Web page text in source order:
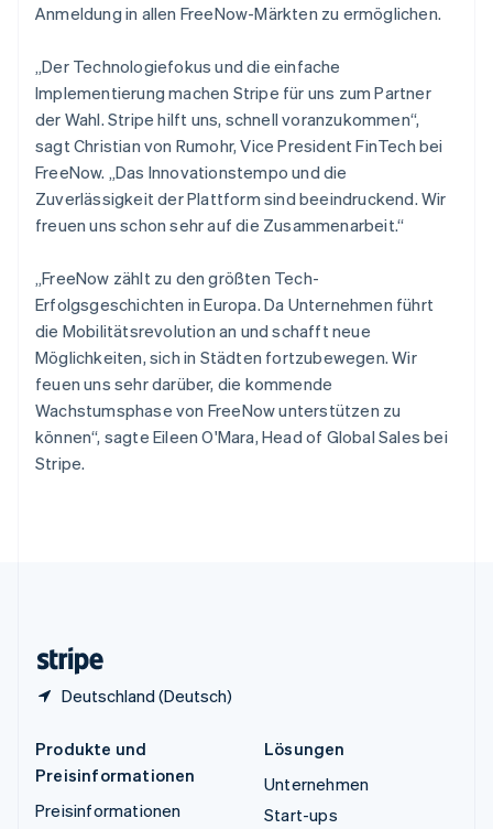
Anmeldung in allen FreeNow-Märkten zu ermöglichen.
„Der Technologiefokus und die einfache
Implementierung machen Stripe für uns zum Partner
der Wahl. Stripe hilft uns, schnell voranzukommen“,
sagt Christian von Rumohr, Vice President FinTech bei
FreeNow. „Das Innovationstempo und die
Zuverlässigkeit der Plattform sind beeindruckend. Wir
freuen uns schon sehr auf die Zusammenarbeit.“
„FreeNow zählt zu den größten Tech-
Erfolgsgeschichten in Europa. Da Unternehmen führt
die Mobilitätsrevolution an und schafft neue
Möglichkeiten, sich in Städten fortzubewegen. Wir
feuen uns sehr darüber, die kommende
Wachstumsphase von FreeNow unterstützen zu
können“, sagte Eileen O'Mara, Head of Global Sales bei
Stripe.
Deutschland (Deutsch)
Schweden
Schweiz
Deutsch Français ItalianoEnglish
Singapur
English简体中文
Slowakei
English
Slowenien
EnglishItaliano
China
English 简体中文
Spanien
EspañolEnglish
Thailand
ไทยEnglish
Tschechische Republik
English
Ungarn
English
Produkte und
Preisinformationen
Preisinformationen
Lösungen
Unternehmen
Start-ups